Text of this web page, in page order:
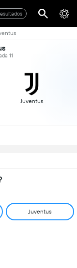
11
Juventus
Juventus